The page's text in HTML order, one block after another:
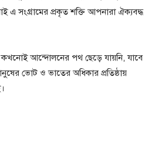
এ সংগ্রামের প্রকৃত শক্তি আপনারা ঐক্যবদ্ধ
আন্দোলনের পথ ছেড়ে যায়নি, যাবে
ভোট ও ভাতের অধিকার প্রতিষ্ঠায়